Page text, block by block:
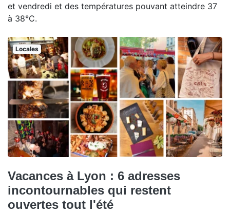
et vendredi et des températures pouvant atteindre 37
à 38°C.
Locales
Vacances à Lyon : 6 adresses
incontournables qui restent
ouvertes tout l'été